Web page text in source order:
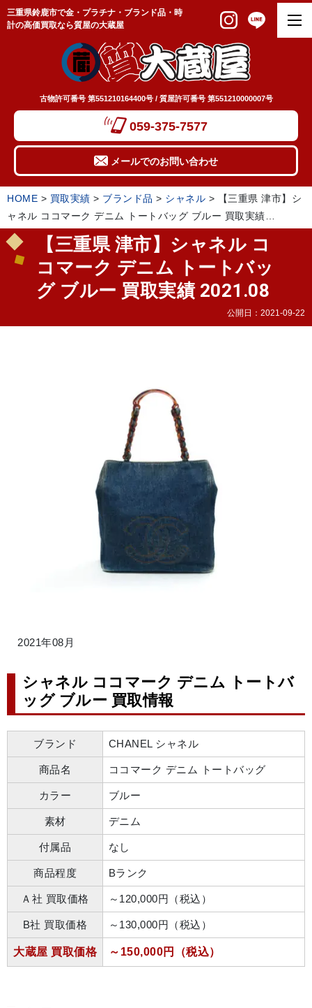
三重県鈴鹿市で金・プラチナ・ブランド品・時
計の高価買取なら質屋の大蔵屋
古物許可番号 第551210164400号 / 質屋許可番号 第551210000007号
059-375-7577
メールでのお問い合わせ
HOME > 買取実績 > ブランド品 > シャネル >
【三重県 津市】シ
ャネル ココマーク デニム トートバッグ ブルー 買取実績
2021.08
【三重県 津市】シャネル コ
コマーク デニム トートバッ
グ ブルー 買取実績 2021.08
公開日： 2021-09-22
2021年08月
シャネル ココマーク デニム トートバ
ッグ ブルー 買取情報
ブランド CHANEL シャネル
商品名 ココマーク デニム トートバッグ
カラー ブルー
素材 デニム
付属品 なし
商品程度 Bランク
Ａ社 買取価格 ～120,000円（税込）
B社 買取価格 ～130,000円（税込）
大蔵屋 買取価格 ～150,000円（税込）